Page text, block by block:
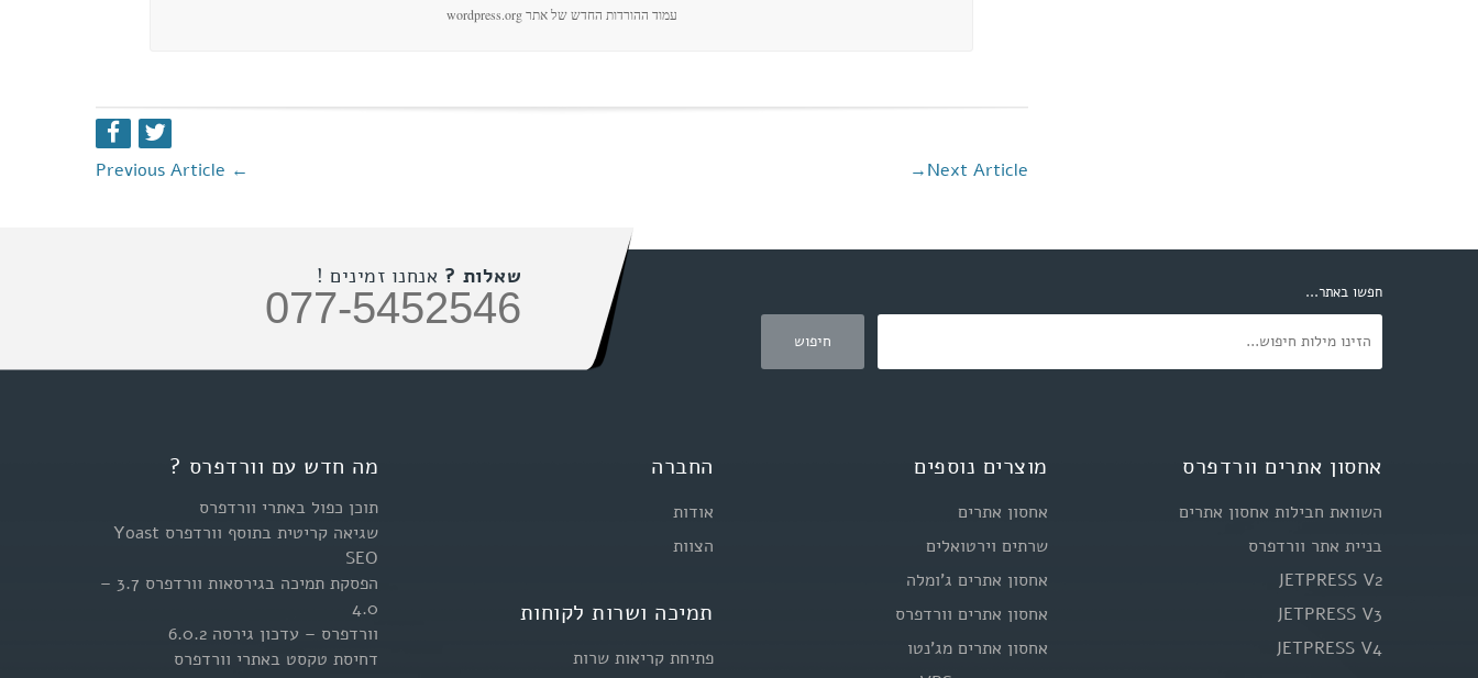
עמוד ההורדות החדש של אתר wordpress.org
← Next Article
→
שאלות ? אנחנו זמינים !
077-5452546 חפשו באתר...
מה חדש עם וורדפרס ?
תוכן כפול באתרי וורדפרס
שגיאה קריטית בתוסף וורדפרס Yoast
SEO
הפסקת תמיכה בגירסאות וורדפרס 3.7 –
4.0
וורדפרס – עדכון גירסה 6.0.2
דחיסת טקסט באתרי וורדפרס
החברה
אודות
הצוות
תמיכה ושרות לקוחות
פתיחת קריאות שרות
מוצרים נוספים
אחסון אתרים
שרתים וירטואלים
אחסון אתרים ג'ומלה
אחסון אתרים וורדפרס
אחסון אתרים מג'נטו
אחסון אתרים וורדפרס
השוואת חבילות אחסון אתרים
בניית אתר וורדפרס
JETPRESS V2
JETPRESS V3
JETPRESS V4